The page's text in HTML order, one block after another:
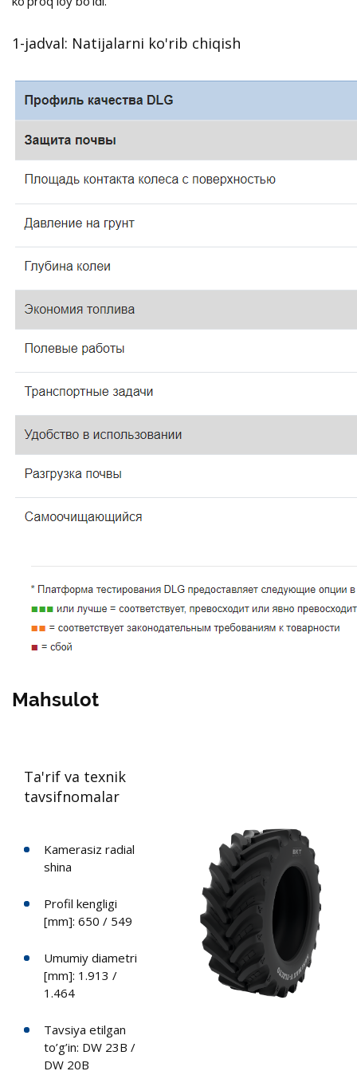
1-jadval: Natijalarni ko'rib chiqish
Mahsulot
Ta'rif va texnik
tavsifnomalar
Kamerasiz radial
shina
Profil kengligi
[mm]: 650 / 549
Umumiy diametri
[mm]: 1.913 /
1.464
Tavsiya etilgan
to’g’in: DW 23B /
DW 20B